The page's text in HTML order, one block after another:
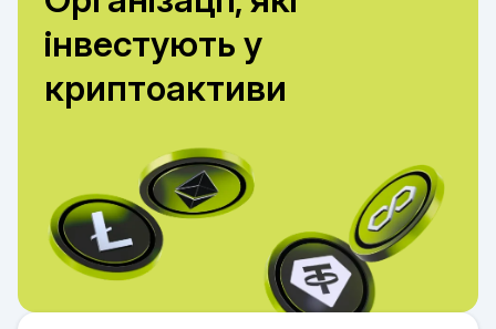
інвестують у
криптоактиви